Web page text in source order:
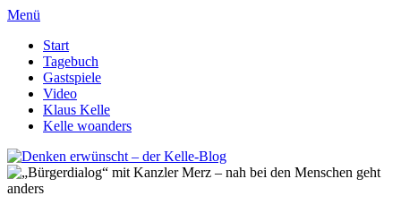
Menü
Start
Tagebuch
Gastspiele
Video
Klaus Kelle
Kelle woanders